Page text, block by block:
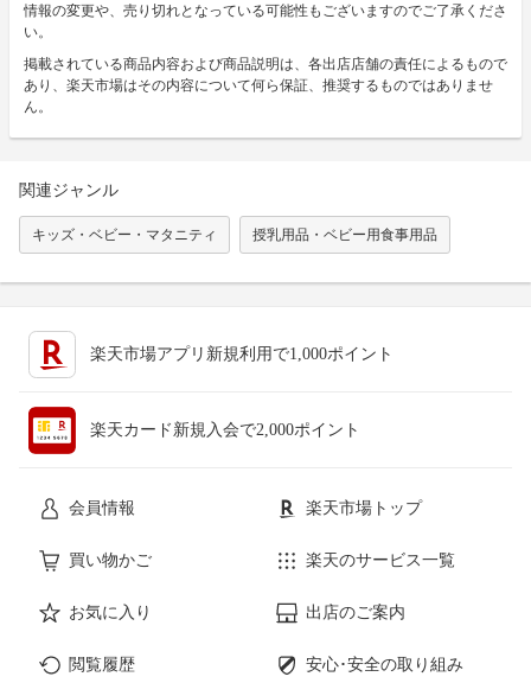
情報の変更や、売り切れとなっている可能性もございますのでご了承くださ
い。
掲載されている商品内容および商品説明は、各出店店舗の責任によるもので
あり、楽天市場はその内容について何ら保証、推奨するものではありませ
ん。
関連ジャンル
キッズ・ベビー・マタニティ 授乳用品・ベビー用食事用品
楽天市場アプリ新規利用で1,000ポイント
楽天カード新規入会で2,000ポイント
会員情報 楽天市場トップ
買い物かご 楽天のサービス一覧
お気に入り 出店のご案内
閲覧履歴 安心･安全の取り組み